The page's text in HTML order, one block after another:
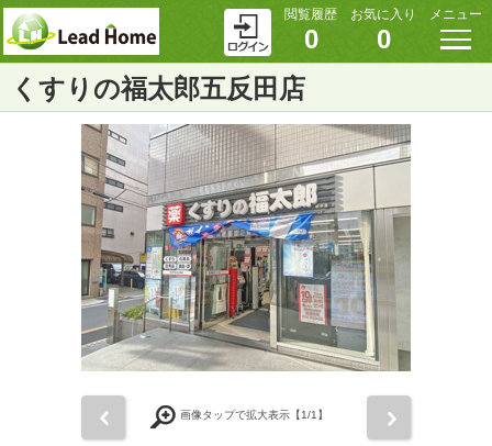
閲覧履歴
0
お気に入り
0
メニュー
くすりの福太郎五反田店
画像タップで拡大表示【1/1】